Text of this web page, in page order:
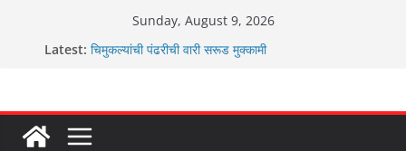
Sunday, August 9, 2026
Latest:
ग्रामपंचायत बांबवडे मध्ये “आण्णाभाऊ साठे” यांची जयंती संपन्न
चिमुकल्यांची पंढरीची वारी सरूड मुक्कामी
आम्ही वारस सह्याद्रीचे कौतुक सोहळा २०२६